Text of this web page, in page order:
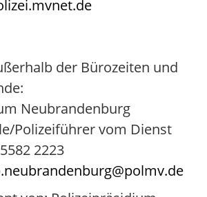
der Bürozeiten und
Neubrandenburg
Polizeiführer vom Dienst
2223